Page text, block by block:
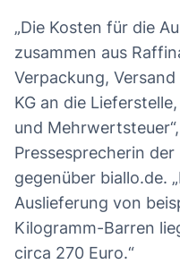
„Die Kosten für die
zusammen aus
Verpackung,
KG an die
und
Pressesprecherin der
gegenüber biallo.de.
Auslieferung von
Kilogramm-Barren
circa 270 Euro.“